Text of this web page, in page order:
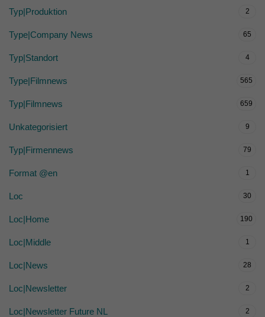
Typ|Produktion 2
Type|Company News 65
Typ|Standort 4
Type|Filmnews 565
Typ|Filmnews 659
Unkategorisiert 9
Typ|Firmennews 79
Format @en 1
Loc 30
Loc|Home 190
Loc|Middle 1
Loc|News 28
Loc|Newsletter 2
Loc|Newsletter Future NL 2